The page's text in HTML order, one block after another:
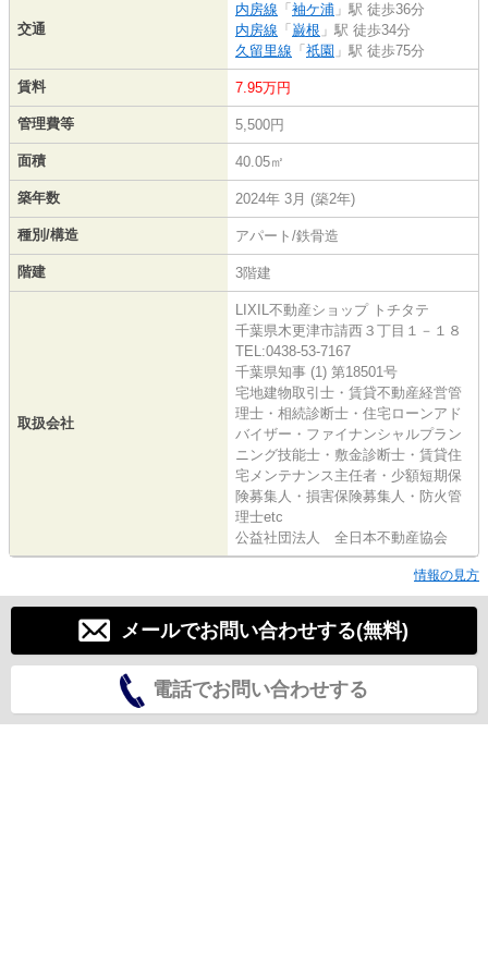
交通
内房線 「 袖ケ浦 」駅 徒歩36分
内房線 「 巌根 」駅 徒歩34分
久留里線 「 祇園 」駅 徒歩75分
賃料 7.95万円
管理費等 5,500円
面積 40.05㎡
築年数 2024年 3月 (築2年)
種別/構造 アパート/鉄骨造
階建 3階建
取扱会社
LIXIL不動産ショップ トチタテ
千葉県木更津市請西３丁目１－１８
TEL:0438-53-7167
千葉県知事 (1) 第18501号
宅地建物取引士・賃貸不動産経営管
理士・相続診断士・住宅ローンアド
バイザー・ファイナンシャルプラン
ニング技能士・敷金診断士・賃貸住
宅メンテナンス主任者・少額短期保
険募集人・損害保険募集人・防火管
理士etc
公益社団法人 全日本不動産協会
情報の見方
メールでお問い合わせする(無料)
電話でお問い合わせする